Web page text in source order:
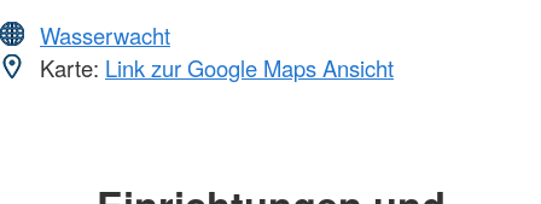
Wasserwacht
Karte: Link zur Google Maps Ansicht